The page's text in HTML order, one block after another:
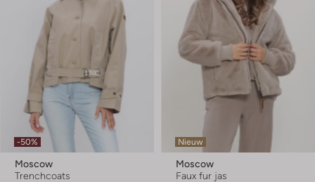
-50%
Moscow
Trenchcoats
Nieuw
Moscow
Faux fur jas